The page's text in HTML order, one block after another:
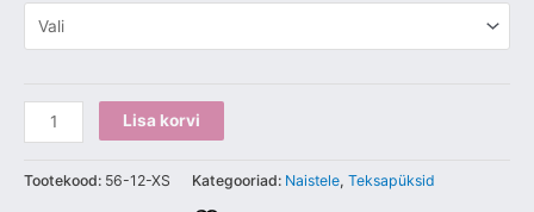
Lisa korvi
Tootekood: 56-12-XS Kategooriad: Naistele, Teksapüksid